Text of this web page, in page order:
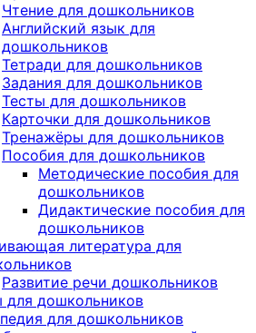
Чтение для дошкольников
Английский язык для
дошкольников
Тетради для дошкольников
Задания для дошкольников
Тесты для дошкольников
Карточки для дошкольников
Тренажёры для дошкольников
Пособия для дошкольников
Методические пособия для
дошкольников
Дидактические пособия для
дошкольников
литература для
Развитие речи дошкольников
для дошкольников
для дошкольников